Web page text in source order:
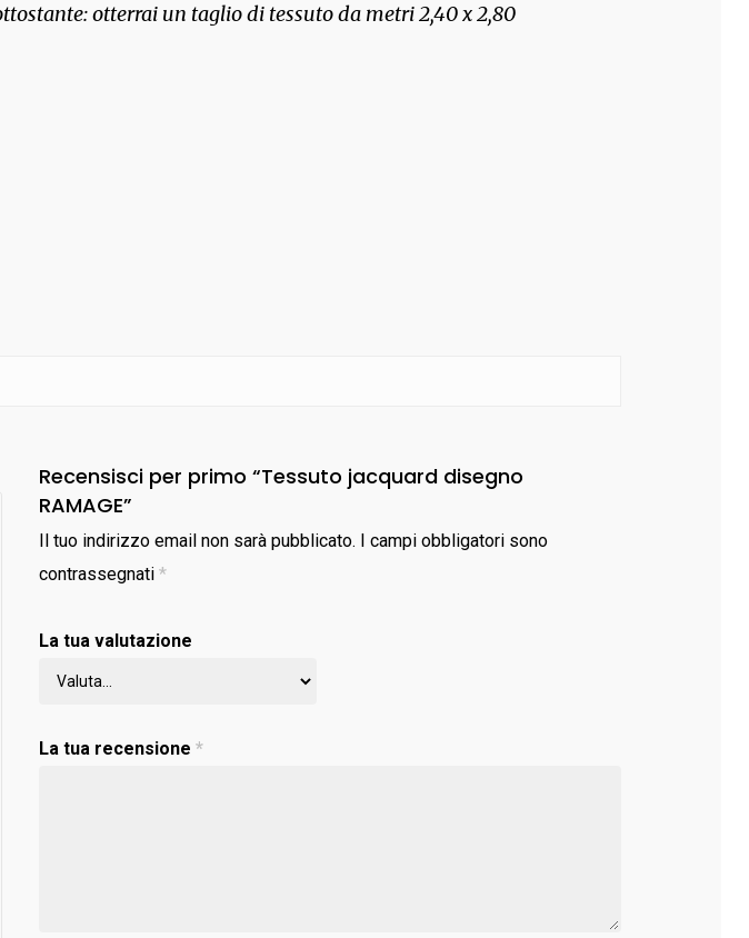
otterrai un taglio di tessuto da metri 2,40 x 2,80
Recensisci per primo “Tessuto jacquard disegno
RAMAGE”
Il tuo indirizzo email non sarà pubblicato. I campi obbligatori sono
contrassegnati*
La tua valutazione
La tua recensione*